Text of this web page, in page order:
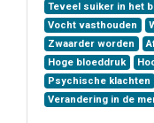
Teveel suiker in het
Vocht vasthouden
Zwaarder worden
Hoge bloeddruk
Psychische klachten
Verandering in de